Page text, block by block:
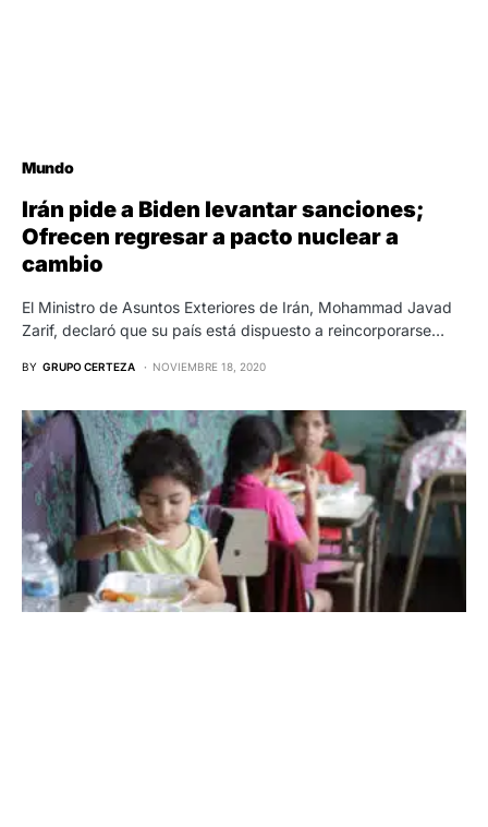
Mundo
Irán pide a Biden levantar sanciones;
Ofrecen regresar a pacto nuclear a
cambio
El Ministro de Asuntos Exteriores de Irán, Mohammad Javad
Zarif, declaró que su país está dispuesto a reincorporarse…
BY GRUPO CERTEZA NOVIEMBRE 18, 2020